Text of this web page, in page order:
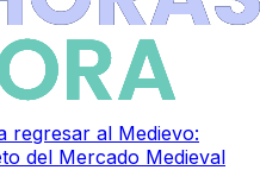
regresar al Medievo:
del Mercado Medieval